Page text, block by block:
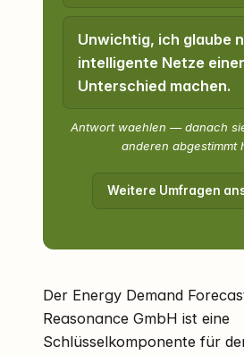
Unwichtig, ich glaube
intelligente Netze
Unterschied machen.
Antwort waehlen — danach siehst du, wie die
anderen abgestimmt
Weitere Umfragen
Der Energy Demand
Reasonance GmbH ist eine
Schlüsselkomponente für